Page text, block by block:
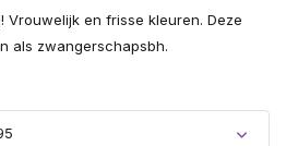
Vrouwelijk en frisse kleuren. Deze
als zwangerschapsbh.